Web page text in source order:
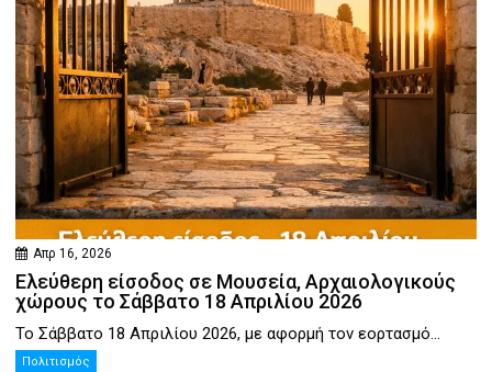
Απρ 16, 2026
Ελεύθερη είσοδος σε Μουσεία, Αρχαιολογικούς
χώρους το Σάββατο 18 Απριλίου 2026
Το Σάββατο 18 Απριλίου 2026, με αφορμή τον εορτασμό...
Πολιτισμός